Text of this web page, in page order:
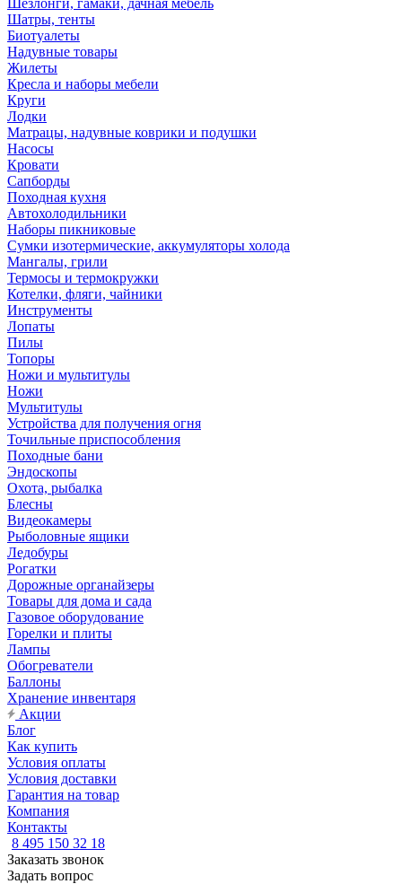
Шезлонги, гамаки, дачная мебель
Шатры, тенты
Биотуалеты
Надувные товары
Жилеты
Кресла и наборы мебели
Круги
Лодки
Матрацы, надувные коврики и подушки
Насосы
Кровати
Сапборды
Походная кухня
Автохолодильники
Наборы пикниковые
Сумки изотермические, аккумуляторы холода
Мангалы, грили
Термосы и термокружки
Котелки, фляги, чайники
Инструменты
Лопаты
Пилы
Топоры
Ножи и мультитулы
Ножи
Мультитулы
Устройства для получения огня
Точильные приспособления
Походные бани
Эндоскопы
Охота, рыбалка
Блесны
Видеокамеры
Рыболовные ящики
Ледобуры
Рогатки
Дорожные органайзеры
Товары для дома и сада
Газовое оборудование
Горелки и плиты
Лампы
Обогреватели
Баллоны
Хранение инвентаря
Акции
Блог
Как купить
Условия оплаты
Условия доставки
Гарантия на товар
Компания
Контакты
8 495 150 32 18
Заказать звонок
Задать вопрос